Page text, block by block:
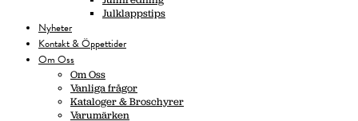
Julklappstips
Nyheter
Kontakt & Öppettider
Om Oss
Om Oss
Vanliga frågor
Kataloger & Broschyrer
Varumärken